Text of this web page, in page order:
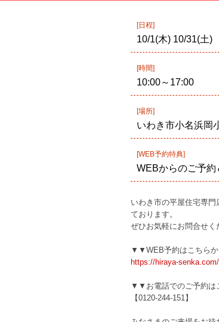
[日程]
10/1(木) 10/31(土)
[時間]
10:00～17:00
[場所]
いわき市小名浜岡
[WEB予約特典]
WEBからのご予約
いわき市の平屋住宅専
ております。
ぜひお気軽にお問合せく
▼▼WEB予約はこちらか
https://hiraya-
▼▼お電話でのご予約は
【0120-244-151】